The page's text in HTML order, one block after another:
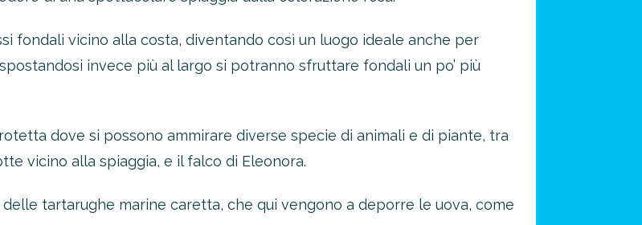
fondali vicino alla costa, diventando così un luogo ideale anche per
invece più al largo si potranno sfruttare fondali un po’ più
dove si possono ammirare diverse specie di animali e di piante, tra
vicino alla spiaggia, e il falco di Eleonora.
tartarughe marine caretta, che qui vengono a deporre le uova, come